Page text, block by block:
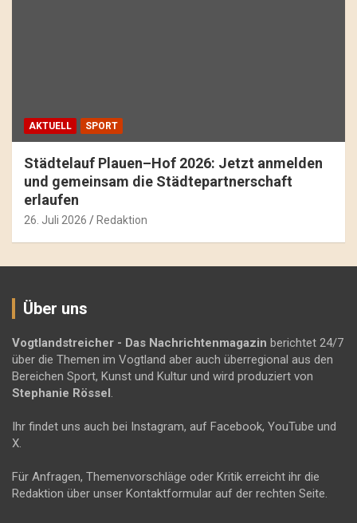
AKTUELL SPORT
Städtelauf Plauen–Hof 2026: Jetzt anmelden
und gemeinsam die Städtepartnerschaft
erlaufen
26. Juli 2026 Redaktion
Über uns
Vogtlandstreicher - Das Nachrichtenmagazin berichtet 24/7
über die Themen im Vogtland aber auch überregional aus den
Bereichen Sport, Kunst und Kultur und wird produziert von
Stephanie Rössel .
Ihr findet uns auch bei Instagram, auf Facebook, YouTube und
X.
Für Anfragen, Themenvorschläge oder Kritik erreicht ihr die
Redaktion über unser Kontaktformular auf der rechten Seite.